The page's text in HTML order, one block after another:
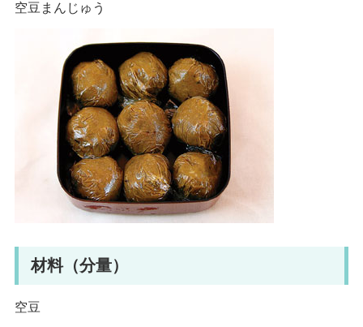
空豆まんじゅう
材料（分量）
空豆